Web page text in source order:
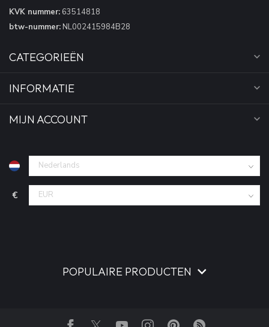
KVK nummer: 63514818
btw-nummer: NL002415984B28
CATEGORIEËN
INFORMATIE
MIJN ACCOUNT
€
POPULAIRE PRODUCTEN